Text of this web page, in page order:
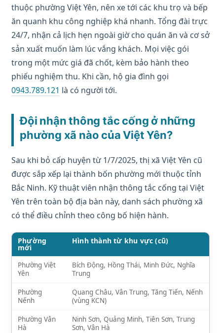
thuộc phường Việt Yên, nên xe tới các khu trọ và bếp
ăn quanh khu công nghiệp khá nhanh. Tổng đài trực
24/7, nhận cả lịch hẹn ngoài giờ cho quán ăn và cơ sở
sản xuất muốn làm lúc vắng khách. Mọi việc gói
trong một mức giá đã chốt, kèm bảo hành theo
phiếu nghiệm thu. Khi cần, hộ gia đình gọi
0943.789.121 là có người tới.
Đội nhận thông tắc cống ở những
phường xã nào của Việt Yên?
Sau khi bỏ cấp huyện từ 1/7/2025, thị xã Việt Yên cũ
được sắp xếp lại thành bốn phường mới thuộc tỉnh
Bắc Ninh. Kỹ thuật viên nhận thông tắc cống tại Việt
Yên trên toàn bộ địa bàn này, danh sách phường xã
có thể điều chỉnh theo công bố hiện hành.
Phường
mới
Hình thành từ khu vực (cũ)
Phường Việt
Yên
Bích Động, Hồng Thái, Minh Đức, Nghĩa
Trung
Phường
Nếnh
Quang Châu, Vân Trung, Tăng Tiến, Nếnh
(vùng KCN)
Phường Vân
Hà
Ninh Sơn, Quảng Minh, Tiên Sơn, Trung
Sơn, Vân Hà